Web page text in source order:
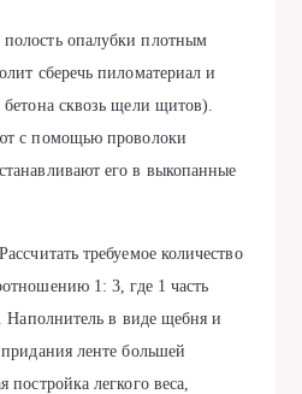
опалубки плотным
сберечь пиломатериал и
сквозь щели щитов).
с помощью проволоки
его в выкопанные
требуемое количество
1: 3, где 1 часть
Наполнитель в виде щебня и
ленте большей
легкого веса,